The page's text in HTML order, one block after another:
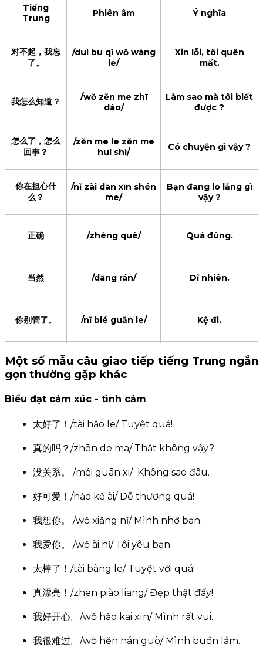
样？
好的，我
来。请问
是现金？
nín bāo qǐ lái qǐng
wèn nín shuākǎ
Bạn muốn thanh toán
bằng thẻ hay tiền
thẻ.
欢迎下次
mừng bạn quay lại lần
Tiếng
Trung
Phiên âm Ý nghĩa
对不起，我忘
了。
/duì bu qǐ wǒ wàng
le/
Xin lỗi, tôi quên
mất.
我怎么知道？
/wǒ zěn me zhī
dào/
Làm sao mà tôi biết
được ?
怎么了，怎么
回事？
/zěn me le zěn me
huí shì/
Có chuyện gì vậy ?
你在担心什
么？
/nǐ zài dān xīn shén
me/
Bạn đang lo lắng gì
vậy ?
正确 /zhèng què/ Quá đúng.
当然 /dāng rán/ Dĩ nhiên.
你别管了。 /nǐ bié guǎn le/ Kệ đi.
晚安 /wǎn ān/ Chúc ngủ ngon
我明白了。 /wǒ míng bái le/
我也是。 /wǒ yě shì/ Tôi cũng thế.
/ràng wǒ lái/
加油。 /jiā yóu/ Cố lên.
别紧张。 /bié jǐn zhāng/
Đừng căng thẳng
quá.
Một số mẫu câu giao tiếp tiếng Trung ngắn
gọn thường gặp khác
Biểu đạt cảm xúc - tình cảm
太好了！/tài hǎo le/ Tuyệt quá!
真的吗？/zhēn de ma/ Thật không vậy?
没关系。 /méi guān xi/ Không sao đâu.
好可爱！/hǎo kě ài/ Dễ thương quá!
我想你。 /wǒ xiǎng nǐ/ Mình nhớ bạn.
我爱你。 /wǒ ài nǐ/ Tôi yêu bạn.
太棒了！/tài bàng le/ Tuyệt vời quá!
真漂亮！/zhēn piào liang/ Đẹp thật đấy!
我好开心。/wǒ hǎo kāi xīn/ Mình rất vui.
我很难过。/wǒ hěn nán guò/ Mình buồn lắm.